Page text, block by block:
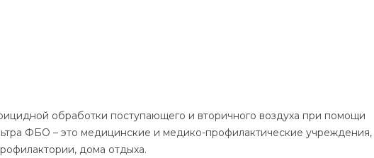
обработки поступающего и вторичного воздуха при помощи
ФБО – это медицинские и медико-профилактические учреждения,
дома отдыха.